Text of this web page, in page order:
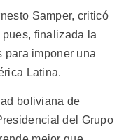
Samper, criticó
finalizada la
para imponer una
Latina.
boliviana de
del Grupo